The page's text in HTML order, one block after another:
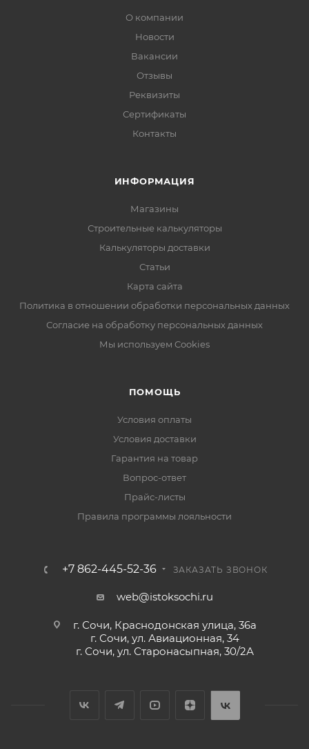
О компании
Новости
Вакансии
Отзывы
Реквизиты
Сертификаты
Контакты
ИНФОРМАЦИЯ
Магазины
Строительные калькуляторы
Калькуляторы доставки
Статьи
Карта сайта
Политика в отношении обработки персональных данных
Согласие на обработку персональных данных
Мы используем Cookies
ПОМОЩЬ
Условия оплаты
Условия доставки
Гарантия на товар
Вопрос-ответ
Прайс-листы
Правила программы лояльности
+7 862-445-52-36 ЗАКАЗАТЬ ЗВОНОК
web@istoksochi.ru
г. Сочи, Краснодонская улица, 36а
г. Сочи, ул. Авиационная, 34
г. Сочи, ул. Старонасыпная, 30/2А